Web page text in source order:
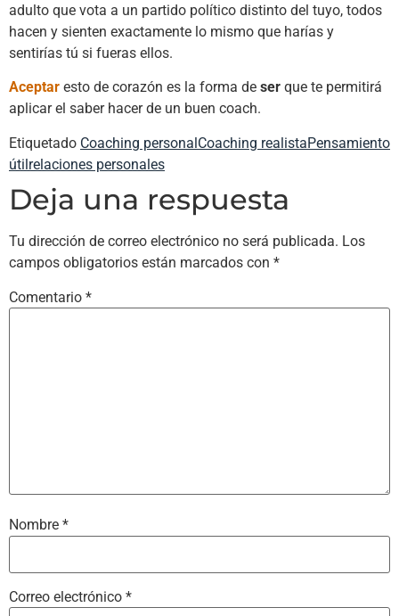
adulto que vota a un partido político distinto del tuyo, todos
hacen y sienten exactamente lo mismo que harías y
sentirías tú si fueras ellos.
Aceptar esto de corazón es la forma de ser que te permitirá
aplicar el saber hacer de un buen coach.
Etiquetado Coaching personalCoaching realistaPensamiento
útilrelaciones personales
Deja una respuesta
Tu dirección de correo electrónico no será publicada. Los
campos obligatorios están marcados con *
Comentario *
Nombre *
Correo electrónico *